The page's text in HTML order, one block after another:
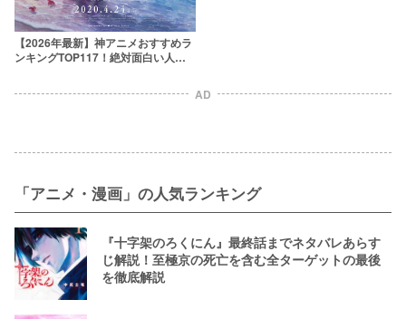
【2026年最新】神アニメおすすめラ
ンキングTOP117！絶対面白い人気
AD
「アニメ・漫画」の人気ランキング
『十字架のろくにん』最終話までネタバレあらす
じ解説！至極京の死亡を含む全ターゲットの最後
を徹底解説